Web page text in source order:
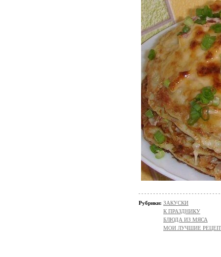
Рубрики: ЗАКУСКИ
К ПРАЗДНИКУ
БЛЮДА ИЗ МЯСА
МОИ ЛУЧШИЕ